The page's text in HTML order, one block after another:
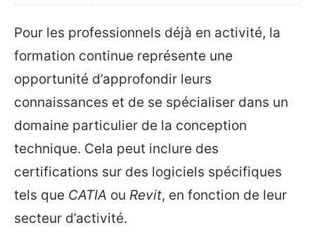
Pour les professionnels déjà en activité, la
formation continue représente une
opportunité d’approfondir leurs
connaissances et de se spécialiser dans un
domaine particulier de la conception
technique. Cela peut inclure des
certifications sur des logiciels spécifiques
tels que CATIA ou Revit, en fonction de leur
secteur d’activité.